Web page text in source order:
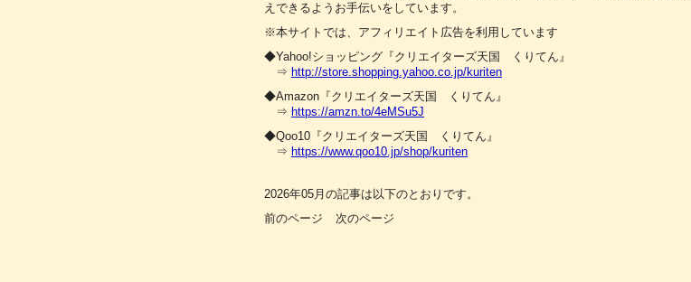
えできるようお手伝いをしています。
※本サイトでは、アフィリエイト広告を利用しています
◆Yahoo!ショッピング『クリエイターズ天国 くりてん』
⇒ http://store.shopping.yahoo.co.jp/kuriten
◆Amazon『クリエイターズ天国 くりてん』
⇒ https://amzn.to/4eMSu5J
◆Qoo10『クリエイターズ天国 くりてん』
⇒ https://www.qoo10.jp/shop/kuriten
2026年05月の記事は以下のとおりです。
前のページ
次のページ